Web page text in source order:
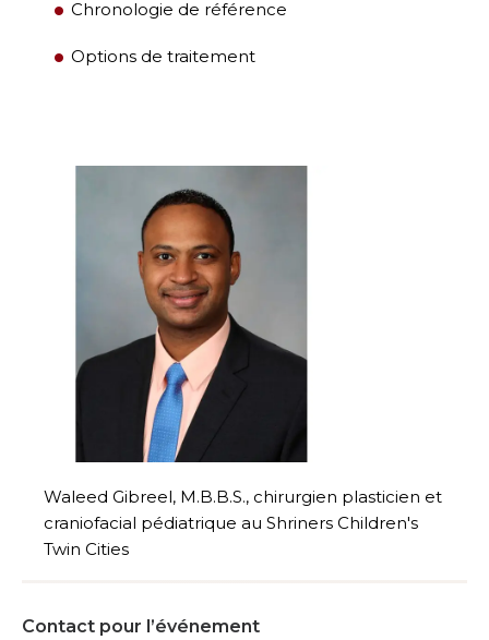
Chronologie de référence
Options de traitement
Waleed Gibreel, M.B.B.S., chirurgien plasticien et
craniofacial pédiatrique au Shriners Children's
Twin Cities
Contact pour l’événement